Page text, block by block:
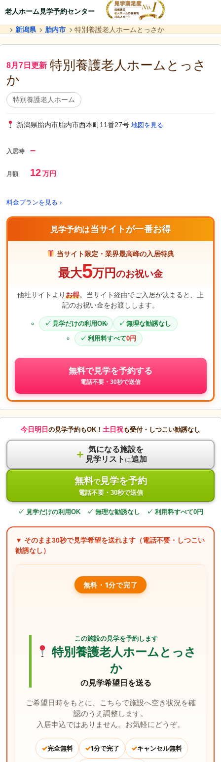
老人ホーム見学予約センター
新潟県 胎内市 特別養護老人ホームとっさか
8月7日更新 特別養護老人ホームとっさ
か
特別養護老人ホーム
新潟県胎内市胎内市西本町11番27号 地図を見る
入居時 –
月額 12万円
料金プランを見る ›
見学予約は当サイトが一番お得
当サイト限定・業界最高峰の入居特典
最大5万円のお祝い金
他社サイトよりお得。当サイト経由でご入居が決まると、上
記のお祝い金をお渡しします。
見学だけの利用OK
無理な勧誘なし
利用料すべて0円
無料で見学を予約する
電話不要・30秒で送信
今日明日 の見学予約もOK！ 土日祝も受付・しつこい勧誘なし
＋ 気になる施設を
見学リスト に追加
無料で見学を予約
電話不要・30秒で送信
✓ 見学だけの利用OK ✓ 無理な勧誘なし ✓ 利用料すべて0円
▼ そのまま30秒で見学希望を送れます（電話不要・しつこい
勧誘なし）
無料・1分で完了
この施設の見学を予約します
特別養護老人ホームとっさ
か
の見学希望日を送る
ご希望日時をもとに、こちらで施設へ空き状況を確
認のうえ調整します。
入居申込ではありません。お気軽にどうぞ。
✓完全無料 ✓1分で完了 ✓キャンセル無料